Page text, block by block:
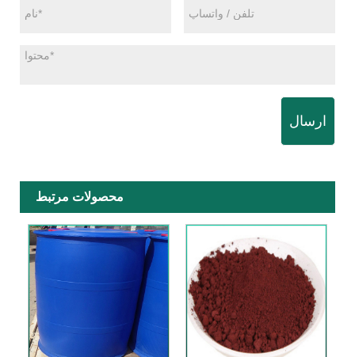
ارسال
محصولات مرتبط